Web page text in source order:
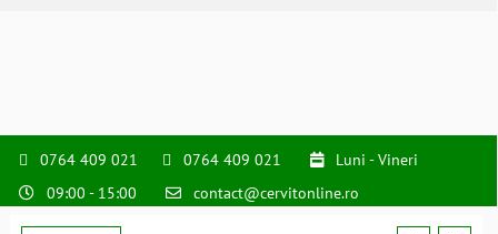
0764 409 021 0764 409 021
Luni - Vineri
09:00 - 15:00
contact@cervitonline.ro